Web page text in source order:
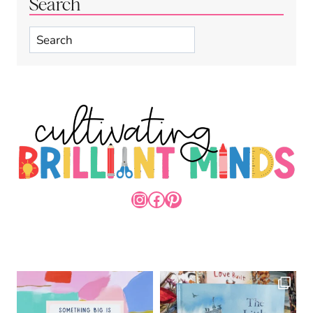
Search
Search
INSTAGRAM
FACEBOOK
PINTEREST